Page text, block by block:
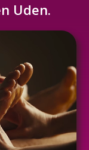
Uden.